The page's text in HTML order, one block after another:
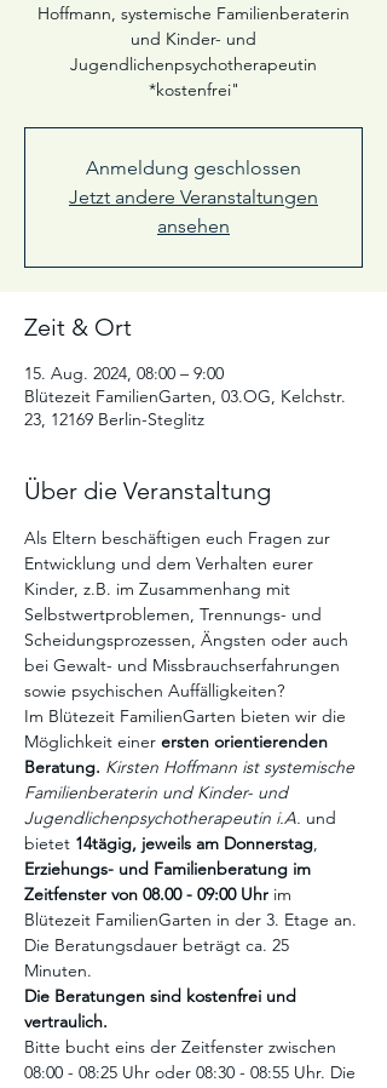
Hoffmann, systemische Familienberaterin
und Kinder- und
Jugendlichenpsychotherapeutin
*kostenfrei"
Anmeldung geschlossen
Jetzt andere Veranstaltungen
ansehen
Zeit & Ort
15. Aug. 2024, 08:00 – 9:00
Blütezeit FamilienGarten, 03.OG, Kelchstr.
23, 12169 Berlin-Steglitz
Über die Veranstaltung
Als Eltern beschäftigen euch Fragen zur
Entwicklung und dem Verhalten eurer
Kinder, z.B. im Zusammenhang mit
Selbstwertproblemen, Trennungs- und
Scheidungsprozessen, Ängsten oder auch
bei Gewalt- und Missbrauchserfahrungen
sowie psychischen Auffälligkeiten?
Im Blütezeit FamilienGarten bieten wir die
Möglichkeit einer ersten orientierenden
Beratung. Kirsten Hoffmann ist systemische
Familienberaterin und Kinder- und
Jugendlichenpsychotherapeutin i.A. und
bietet 14tägig, jeweils am Donnerstag,
Erziehungs- und Familienberatung im
Zeitfenster von 08.00 - 09:00 Uhr im
Blütezeit FamilienGarten in der 3. Etage an.
Die Beratungsdauer beträgt ca. 25
Minuten.
Die Beratungen sind kostenfrei und
vertraulich.
Bitte bucht eins der Zeitfenster zwischen
08:00 - 08:25 Uhr oder 08:30 - 08:55 Uhr. Die